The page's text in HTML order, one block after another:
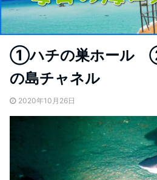
①ハチの巣ホー
の島チャネル
2020年10月26日